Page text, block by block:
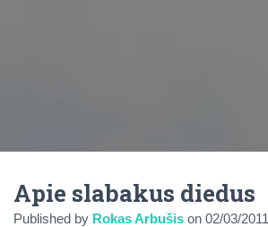
Apie slabakus diedus
Published by Rokas Arbušis on 02/03/2011